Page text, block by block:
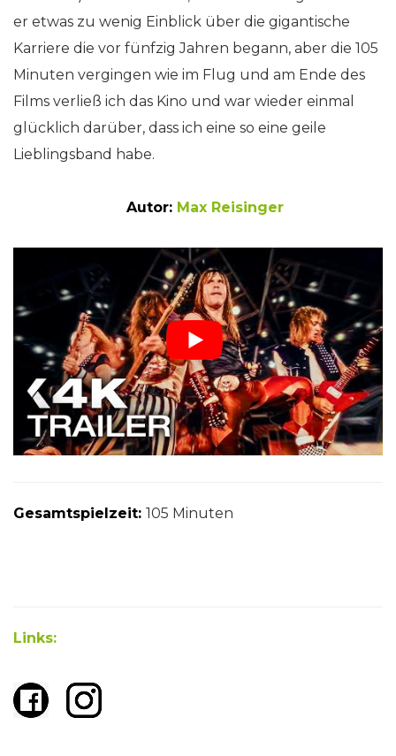
er etwas zu wenig Einblick über die gigantische
Karriere die vor fünfzig Jahren begann, aber die 105
Minuten vergingen wie im Flug und am Ende des
Films verließ ich das Kino und war wieder einmal
glücklich darüber, dass ich eine so eine geile
Lieblingsband habe.
Autor: Max Reisinger
Gesamtspielzeit: 105 Minuten
Links: